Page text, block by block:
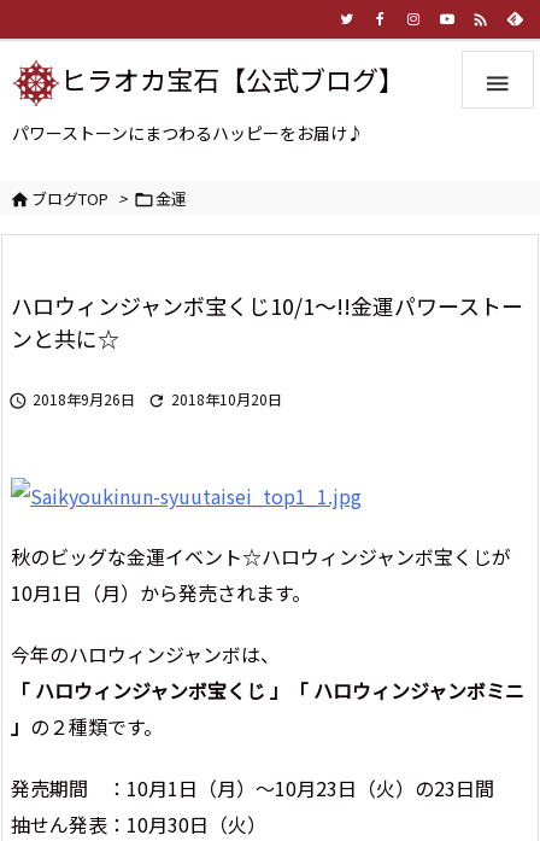


ヒラオカ宝石【公式ブログ】
パワーストーンにまつわるハッピーをお届け♪
ブログTOP > 金運
ハロウィンジャンボ宝くじ10/1～!!金運パワーストー
ンと共に☆
 2018年9月26日  2018年10月20日
秋のビッグな金運イベント☆ハロウィンジャンボ宝くじが
10月1日（月）から発売されます。
今年のハロウィンジャンボは、
「 ハロウィンジャンボ宝くじ 」「 ハロウィンジャンボミニ
」 の２種類です。
発売期間 ：10月1日（月）～10月23日（火）の23日間
抽せん発表：10月30日（火）